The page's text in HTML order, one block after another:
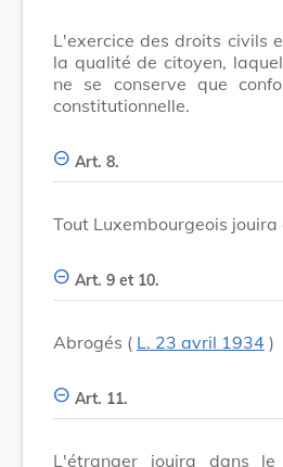
L'exercice des droits civils
la qualité de citoyen,
ne se conserve que
constitutionnelle.
Art. 8.
Tout Luxembourgeois
Art. 9 et 10.
Abrogés ( L. 23 avril 1934 )
Art. 11.
L'étranger jouira dans le